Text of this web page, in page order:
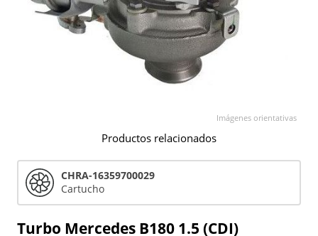
Turbo Mercedes B180 1.5 (CDI)
Imágenes orientativas
Productos relacionados
CHRA-16359700029
Cartucho